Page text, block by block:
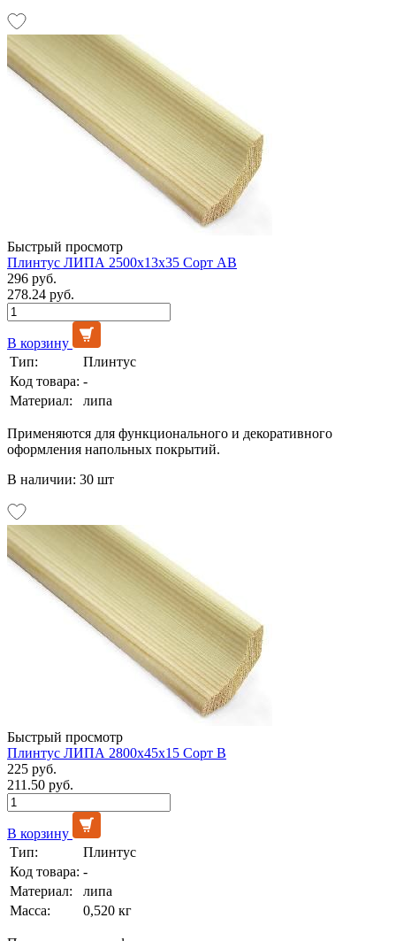
Быстрый просмотр
Плинтус ЛИПА 2500х13х35 Сорт АВ
296 руб.
278.24 руб.
В корзину
Тип:
Плинтус
Код товара: -
Материал:
липа
Применяются для функционального и декоративного
оформления напольных покрытий.
В наличии: 30 шт
Быстрый просмотр
Плинтус ЛИПА 2800х45х15 Сорт В
225 руб.
211.50 руб.
В корзину
Тип:
Плинтус
Код товара: -
Материал:
липа
Масса:
0,520 кг